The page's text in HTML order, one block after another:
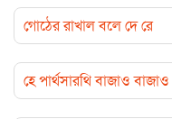
গোঠের রাখাল বলে দে রে
হে পার্থসারথি বাজাও বাজাও